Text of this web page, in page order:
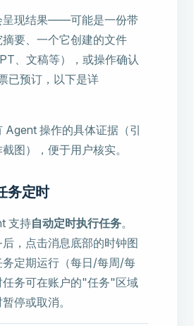
呈现结果——可能是一份带
要、一个它创建的文件
、文稿等），或操作确认
已预订，以下是详
Agent 操作的具体证据（引
图），便于用户核实。
务定时
支持自动定时执行任务。
，点击消息底部的时钟图
定期运行（每日/每周/每
任务可在账户的"任务"区域
停或取消。